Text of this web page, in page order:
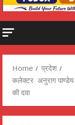
Home
प्रदेश
कलेक्टर अनुराग पाण्डेय
की दवा